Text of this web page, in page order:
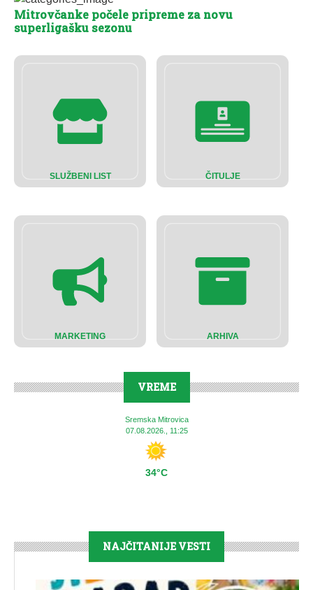
SLUŽBENI LIST ČITULJE
MARKETING ARHIVA
VREME
Sremska Mitrovica
07.08.2026., 11:25
34°C
Mitrovčanke počele pripreme za novu
superligašku sezonu
NAJČITANIJE VESTI